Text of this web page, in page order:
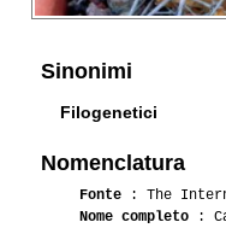
Sinonimi
Filogenetici
Nomenclatura
Fonte : The
Nome completo :